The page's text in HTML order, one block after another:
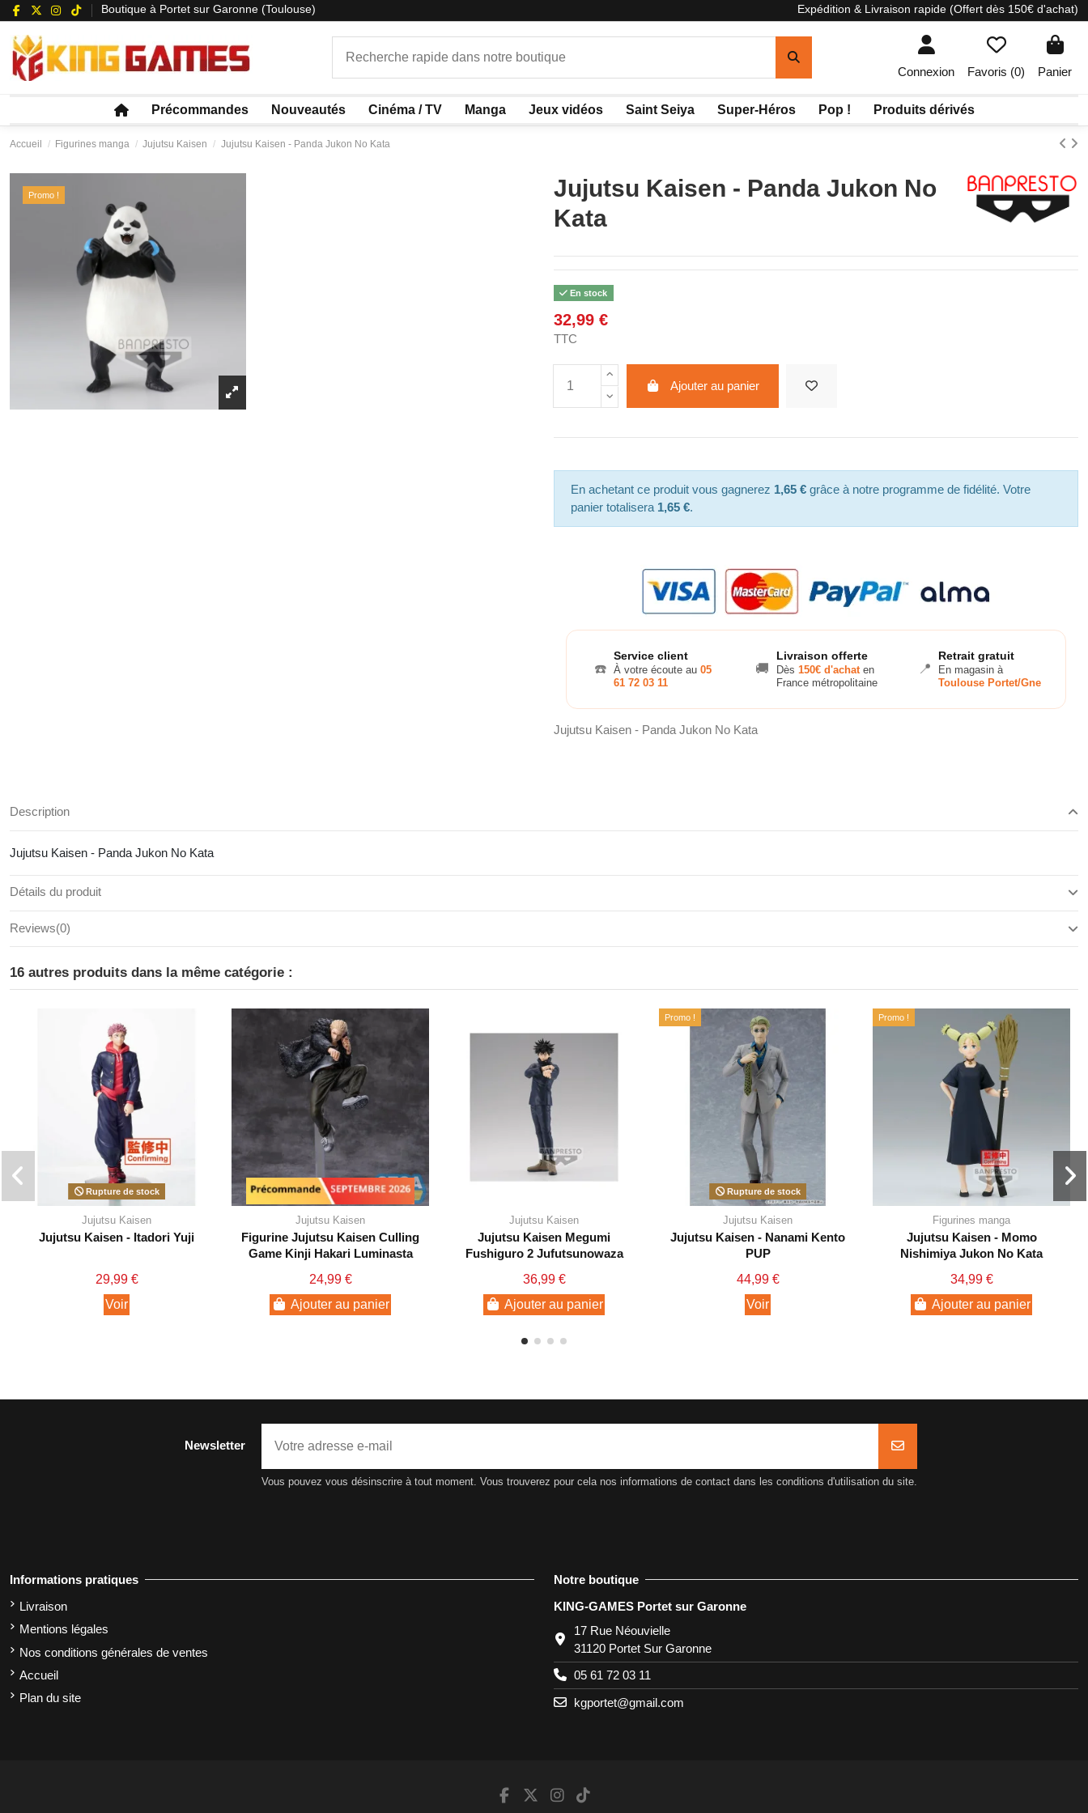
Boutique à Portet sur Garonne (Toulouse) Expédition & Livraison rapide (Offert dès 150€ d'achat)
Connexion Favoris (0) Panier
Précommandes Nouveautés Cinéma / TV Manga Jeux vidéos Saint Seiya Super-Héros Pop ! Produits dérivés
Accueil Figurines manga Jujutsu Kaisen Jujutsu Kaisen - Panda Jukon No Kata
Promo !
Jujutsu Kaisen - Panda Jukon No
Kata
En stock
32,99 €
TTC
Ajouter au panier
En achetant ce produit vous gagnerez 1,65 € grâce à notre programme de fidélité. Votre
panier totalisera 1,65 €.
☎️
Service client
À votre écoute au 05
61 72 03 11
🚚
Livraison offerte
Dès 150€ d'achaten
France métropolitaine
📍
Retrait gratuit
En magasin à
Toulouse Portet/Gne
Jujutsu Kaisen - Panda Jukon No Kata
Description
Jujutsu Kaisen - Panda Jukon No Kata
Détails du produit
Reviews(0)
16 autres produits dans la même catégorie :
Rupture de stock
Jujutsu Kaisen
Jujutsu Kaisen - Itadori Yuji
29,99 €
Voir
Précommande - Septembre 2026
Jujutsu Kaisen
Figurine Jujutsu Kaisen Culling
Game Kinji Hakari Luminasta
24,99 €
Ajouter au panier
Jujutsu Kaisen
Jujutsu Kaisen Megumi
Fushiguro 2 Jufutsunowaza
36,99 €
Ajouter au panier
Promo !
Rupture de stock
Jujutsu Kaisen
Jujutsu Kaisen - Nanami Kento
PUP
44,99 €
Voir
Promo !
Figurines manga
Jujutsu Kaisen - Momo
Nishimiya Jukon No Kata
34,99 €
Ajouter au panier
Newsletter
Vous pouvez vous désinscrire à tout moment. Vous trouverez pour cela nos informations de contact dans les conditions d'utilisation du site.
Informations pratiques
Livraison
Mentions légales
Nos conditions générales de ventes
Accueil
Plan du site
Notre boutique
KING-GAMES Portet sur Garonne
17 Rue Néouvielle
31120 Portet Sur Garonne
05 61 72 03 11
kgportet@gmail.com
Récompenses